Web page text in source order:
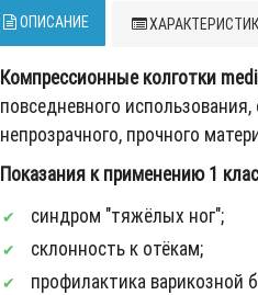
ОПИСАНИЕ
Компрессионные колготки
повседневного
непрозрачного, прочного
Показания к применению 1
синдром "тяжёлых ног";
склонность к отёкам;
профилактика варикозной